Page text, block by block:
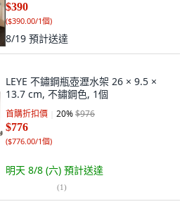
$390
($390.00/1個)
8/19 預計送達
LEYE 不鏽鋼瓶壺瀝水架 26 × 9.5 ×
13.7 cm, 不鏽鋼色, 1個
首購折扣價 20%$976
$776
($776.00/1個)
明天 8/8 (六) 預計送達
(1)